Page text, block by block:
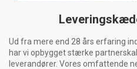
Ud fra mere end 28 års erfaring
har vi opbygget stærke
leverandører. Vores omfattende